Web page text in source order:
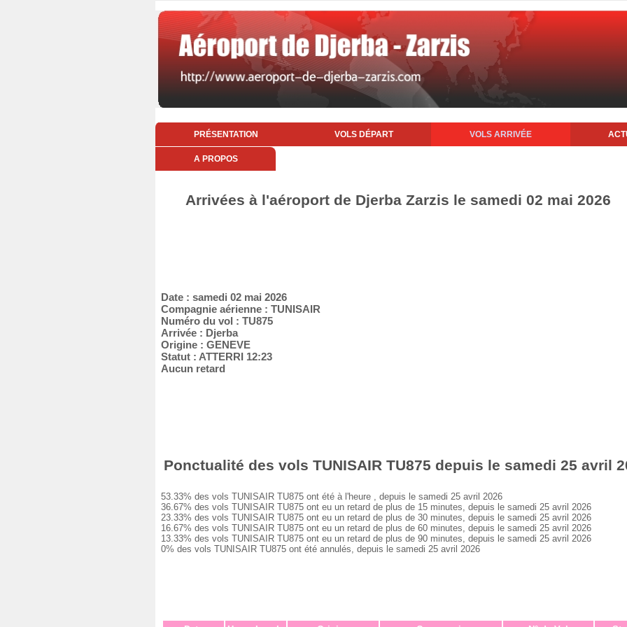
PRÉSENTATION VOLS DÉPART VOLS ARRIVÉE
A PROPOS
Arrivées à l'aéroport de Djerba Zarzis le samedi 02 mai 2026
Date : samedi 02 mai 2026
Compagnie aérienne : TUNISAIR
Numéro du vol : TU875
Arrivée : Djerba
Origine : GENEVE
Statut : ATTERRI 12:23
Aucun retard
Ponctualité des vols TUNISAIR TU875 depuis le samedi 25 avril
53.33% des vols TUNISAIR TU875 ont été à l'heure , depuis le samedi 25 avril 2026
36.67% des vols TUNISAIR TU875 ont eu un retard de plus de 15 minutes, depuis le samedi 25 avril 2026
23.33% des vols TUNISAIR TU875 ont eu un retard de plus de 30 minutes, depuis le samedi 25 avril 2026
16.67% des vols TUNISAIR TU875 ont eu un retard de plus de 60 minutes, depuis le samedi 25 avril 2026
13.33% des vols TUNISAIR TU875 ont eu un retard de plus de 90 minutes, depuis le samedi 25 avril 2026
0% des vols TUNISAIR TU875 ont été annulés, depuis le samedi 25 avril 2026